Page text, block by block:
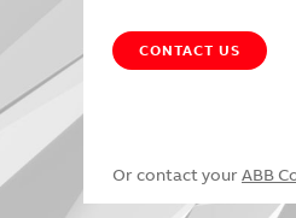
CONTACT US
Or contact your ABB